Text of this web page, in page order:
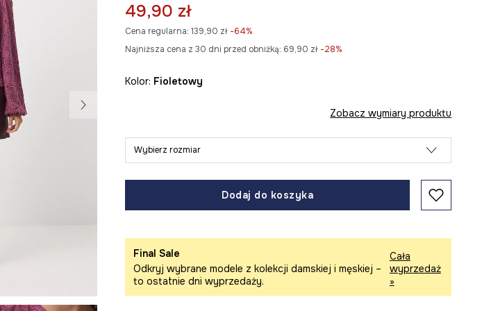
49,90 zł
Cena regularna: 139,90 zł-64%
Najniższa cena z 30 dni przed obniżką: 69,90 zł -28%
Kolor: fioletowy
Zobacz wymiary produktu
Wybierz rozmiar
Dodaj do koszyka
Final Sale
Odkryj wybrane modele z kolekcji damskiej i męskiej –
to ostatnie dni wyprzedaży.
Cała
wyprzedaż
»